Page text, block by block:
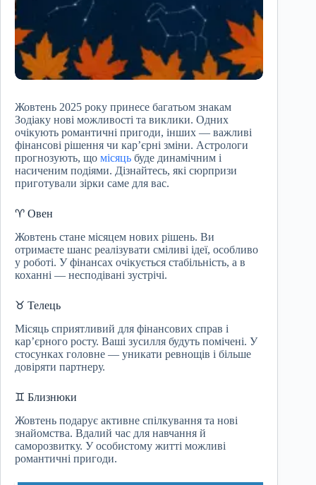
Жовтень 2025 року принесе багатьом знакам
Зодіаку нові можливості та виклики. Одних
очікують романтичні пригоди, інших — важливі
фінансові рішення чи кар’єрні зміни. Астрологи
прогнозують, що місяць буде динамічним і
насиченим подіями. Дізнайтесь, які сюрпризи
приготували зірки саме для вас.
♈ Овен
Жовтень стане місяцем нових рішень. Ви
отримаєте шанс реалізувати сміливі ідеї, особливо
у роботі. У фінансах очікується стабільність, а в
коханні — несподівані зустрічі.
♉ Телець
Місяць сприятливий для фінансових справ і
кар’єрного росту. Ваші зусилля будуть помічені. У
стосунках головне — уникати ревнощів і більше
довіряти партнеру.
♊ Близнюки
Жовтень подарує активне спілкування та нові
знайомства. Вдалий час для навчання й
саморозвитку. У особистому житті можливі
романтичні пригоди.